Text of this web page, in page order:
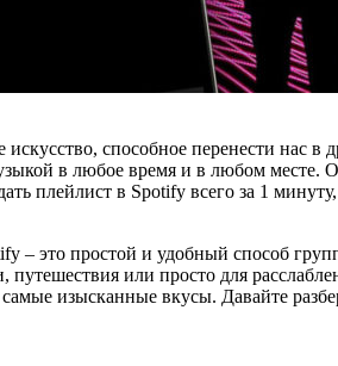
искусство, способное перенести нас
в любое время и в любом месте.
плейлист в Spotify всего за 1
– это простой и удобный способ
путешествия или просто для
изысканные вкусы. Давайте